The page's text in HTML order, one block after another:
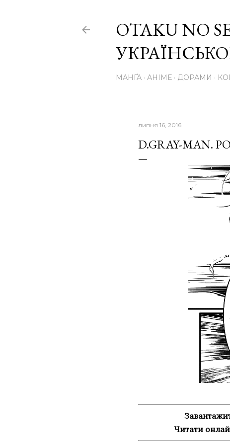
OTAKU NO
МАНҐА АНІМЕ ДОРАМИ
липня 16, 2016
D.GRAY-MAN.
Читати